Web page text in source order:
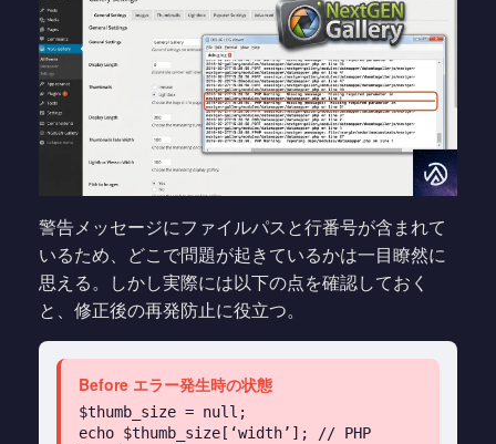
警告メッセージにファイルパスと行番号が含まれて
いるため、どこで問題が起きているかは一目瞭然に
思える。しかし実際には以下の点を確認しておく
と、修正後の再発防止に役立つ。
Before エラー発生時の状態
$thumb_size = null;
echo $thumb_size[‘width’]; // PHP